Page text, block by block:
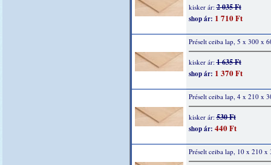
kisker ár:2 035 Ft
shop ár: 1 710 Ft
Préselt ceiba lap, 5 x 300 x
kisker ár:1 635 Ft
shop ár: 1 370 Ft
Préselt ceiba lap, 4 x 210 x
kisker ár:530 Ft
shop ár: 440 Ft
Préselt ceiba lap, 10 x 210 x